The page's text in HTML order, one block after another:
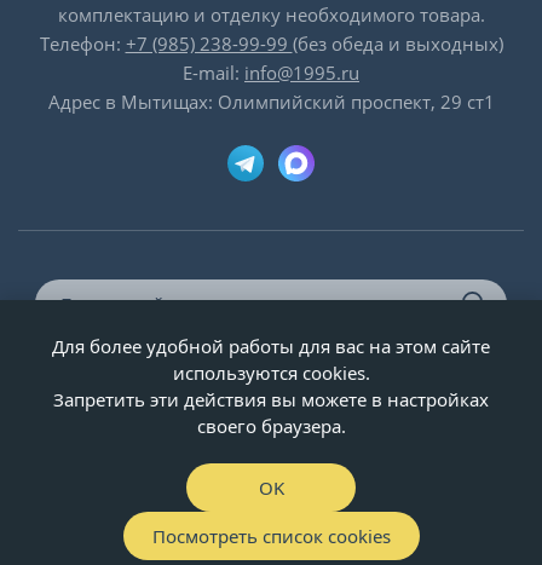
комплектацию и отделку необходимого товара.
Телефон: +7 (985) 238-99-99 (без обеда и выходных)
E-mail: info@1995.ru
Адрес в Мытищах: Олимпийский проспект, 29 ст1
© ООО «Двери-и-точка», ИНН 5020092947, 1995-2026 г.
Для более удобной работы для вас на этом сайте
используются cookies.
Запретить эти действия вы можете в настройках
своего браузера.
OK
Посмотреть список cookies